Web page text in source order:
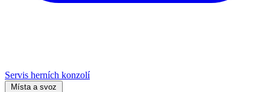
Servis herních konzolí
Místa a svoz